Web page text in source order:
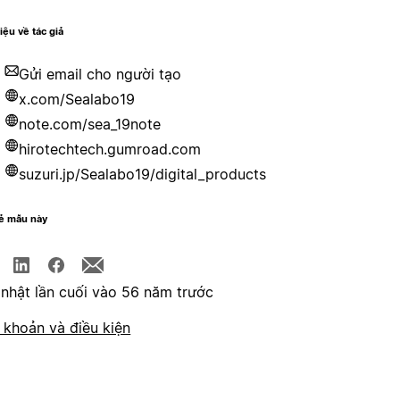
về tác giả
Gửi email cho người tạo
x.com/Sealabo19
note.com/sea_19note
hirotechtech.gumroad.com
suzuri.jp/Sealabo19/digital_products
mẫu này
lần cuối vào 56 năm trước
và điều kiện